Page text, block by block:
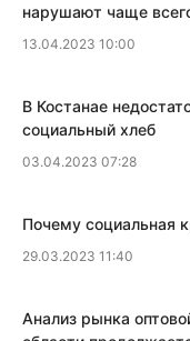
нарушают чаще
13.04.2023 10:00
​В Костанае
социальный хлеб
03.04.2023 07:28
​Почему социальная
29.03.2023 11:40
Анализ рынка